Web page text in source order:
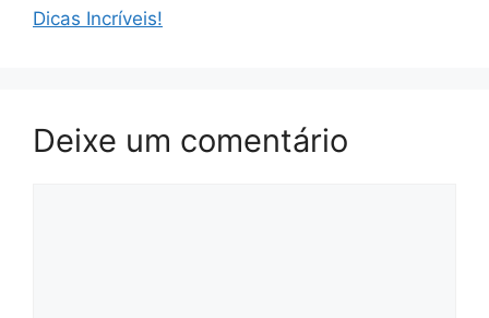
Dicas Incríveis!
Deixe um comentário